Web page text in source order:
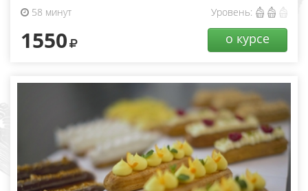
58 минут Уровень:
1550 о курсе